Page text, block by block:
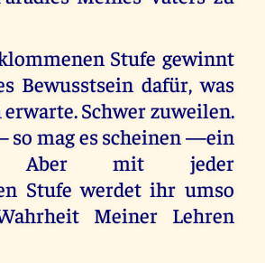
Stufe gewinnt
Bewusstsein dafür, was
Schwer zuweilen.
so mag es scheinen —ein
Aber mit jeder
Stufe werdet ihr umso
Meiner Lehren